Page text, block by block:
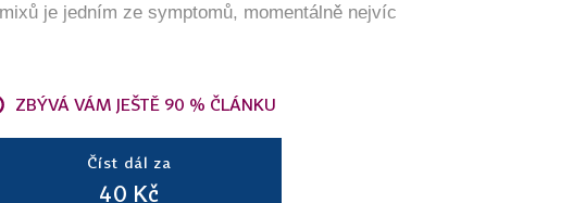
je jedním ze symptomů, momentálně nejvíc
ZBÝVÁ VÁM JEŠTĚ 90 % ČLÁNKU
Číst dál za
40 Kč